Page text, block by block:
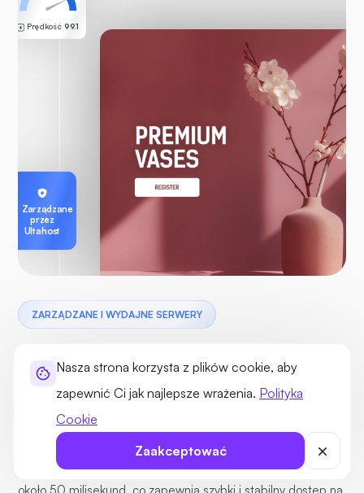
Nasza strona korzysta z plików cookie, aby
zapewnić Ci jak najlepsze wrażenia. Polityka
Cookie
Zaakceptować
ZARZĄDZANE I WYDAJNE SERWERY
opóźnieniem
Ciesz się wysoką wydajnością dzięki procesorom o wysokim
taktowaniu i prędkości sieci na żądanie do 10 Gb/s. Nasze
globalne centra danych zapewniają średni ping na poziomie
około 50 milisekund, co zapewnia szybki i stabilny dostęp na
Prędkość 99.1
Zarządzane
przez
Ultahost